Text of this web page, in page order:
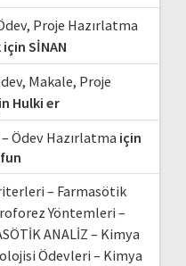
Proje Hazırlatma
için SİNAN
Makale, Proje
Hulki er
Ödev Hazırlatma için
– Farmasötik
Yöntemleri –
ANALİZ – Kimya
Ödevleri – Kimya